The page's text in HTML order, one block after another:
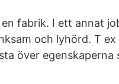
fabrik. I ett annat
och lyhörd. T ex
över egenskaperna